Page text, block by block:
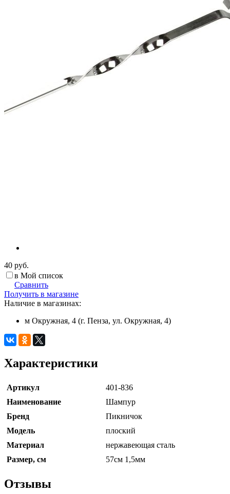
40 руб.
в Мой список
Сравнить
Получить в магазине
Наличие в магазинах:
м Окружная, 4 (г. Пенза, ул. Окружная, 4)
Характеристики
Артикул
401-836
Наименование
Шампур
Бренд
Пикничок
Модель
плоский
Материал
нержавеющая сталь
Размер, см
57см 1,5мм
Отзывы